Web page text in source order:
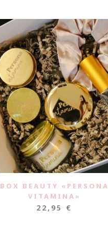
BOX BEAUTY «PERSONA
VITAMINA»
22,95 €